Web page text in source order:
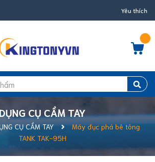
Yêu thích
CỤ CẦM TAY
CỤ CẦM TAY
Máy đục phá bê tông
TANK TAK-95H